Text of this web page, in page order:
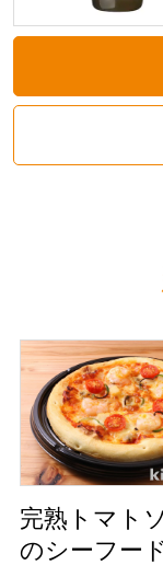
完熟トマト
のシーフー